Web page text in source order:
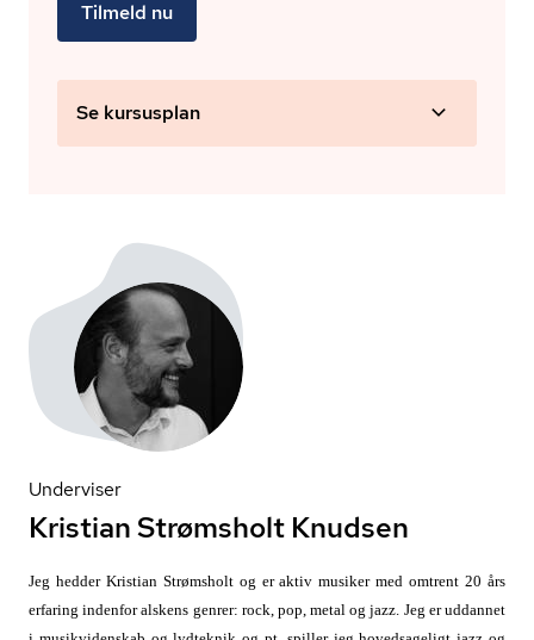
Tilmeld nu
Se kursusplan
Underviser
Kristian Strømsholt Knudsen
Jeg hedder Kristian Strømsholt og er aktiv musiker med omtrent 20 års
erfaring indenfor alskens genrer: rock, pop, metal og jazz. Jeg er uddannet